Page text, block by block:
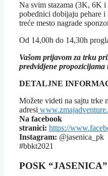
Na svim stazama (3K, 6K
pobednici dobijaju pehare i
treće mesto nagrade
Od 14,00h do 14,30h
Vašom prijavom za trku
predvidjene propozicijama
DETALJNE
Možete videti na sajtu trke
adresi
Na facebook
stranici: https://
Instagram: @jasenica_pk
#bbkt2021
POSK “JASENICA”